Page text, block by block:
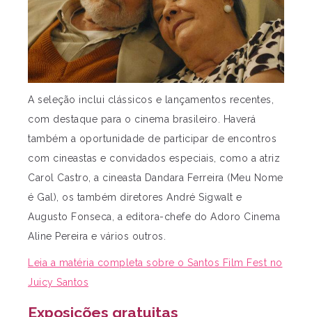
A seleção inclui clássicos e lançamentos recentes,
com destaque para o cinema brasileiro. Haverá
também a oportunidade de participar de encontros
com cineastas e convidados especiais, como a atriz
Carol Castro, a cineasta Dandara Ferreira (Meu Nome
é Gal), os também diretores André Sigwalt e
Augusto Fonseca, a editora-chefe do Adoro Cinema
Aline Pereira e vários outros.
Leia a matéria completa sobre o Santos Film Fest no
Juicy Santos
Exposições gratuitas